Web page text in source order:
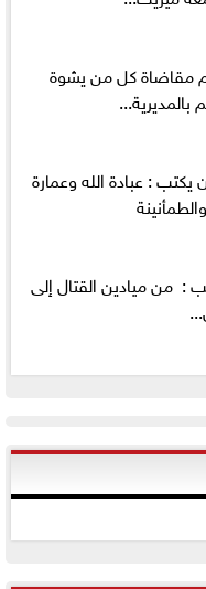
مقاضاة كل من يشوة
يكتب : عبادة الله وعمارة
أماني‭ ‬أبوالعينين‭ ‬تكتب‭ : ‬ من ميادين القتال إلى